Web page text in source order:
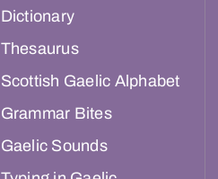
Dictionary
Thesaurus
Scottish Gaelic Alphabet
Grammar Bites
Gaelic Sounds